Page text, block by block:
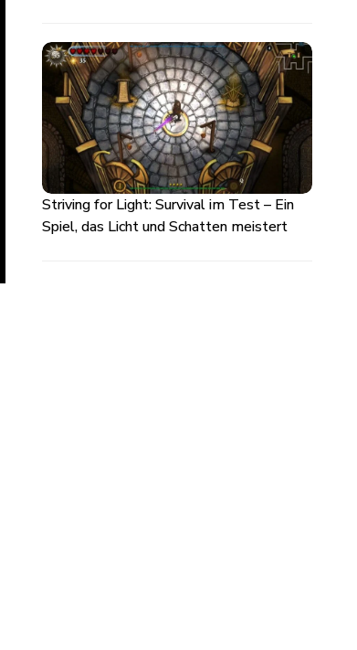
Striving for Light: Survival im Test – Ein
Spiel, das Licht und Schatten meistert